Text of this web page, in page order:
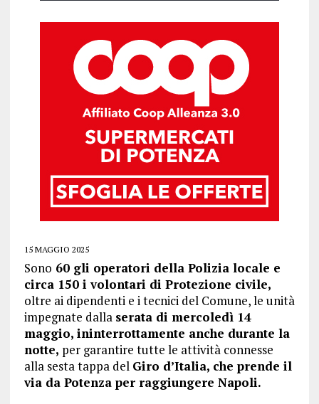
15 MAGGIO 2025
Sono 60 gli operatori della Polizia locale e
circa 150 i volontari di Protezione civile,
oltre ai dipendenti e i tecnici del Comune, le unità
impegnate dalla serata di mercoledì 14
maggio, ininterrottamente anche durante la
notte, per garantire tutte le attività connesse
alla sesta tappa del Giro d’Italia, che prende il
via da Potenza per raggiungere Napoli.